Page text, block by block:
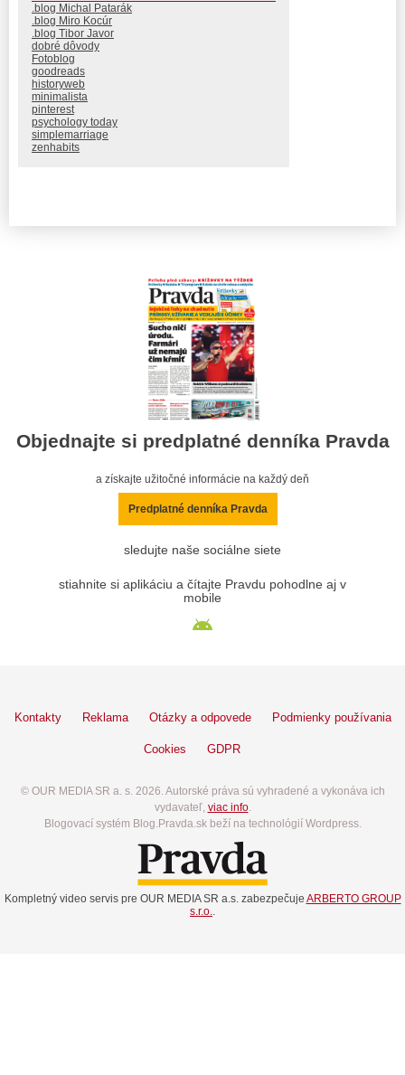
.blog Michal Patarák
.blog Miro Kocúr
.blog Tibor Javor
dobré dôvody
Fotoblog
goodreads
historyweb
minimalista
pinterest
psychology today
simplemarriage
zenhabits
Objednajte si predplatné denníka Pravda
a získajte užitočné informácie na každý deň
Predplatné denníka Pravda
sledujte naše sociálne siete
stiahnite si aplikáciu a čítajte Pravdu pohodlne aj v
mobile
Kontakty Reklama Otázky a odpovede Podmienky používania
Cookies GDPR
© OUR MEDIA SR a. s. 2026. Autorské práva sú vyhradené a vykonáva ich
vydavateľ, viac info.
Blogovací systém Blog.Pravda.sk beží na technológií Wordpress.
Kompletný video servis pre OUR MEDIA SR a.s. zabezpečuje ARBERTO GROUP
s.r.o..